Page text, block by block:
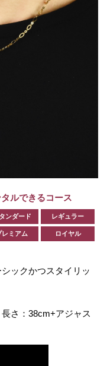
タルできるコース
ンダード レギュラー
レミアム ロイヤル
ックかつスタイリッ
さ：38cm+アジャス